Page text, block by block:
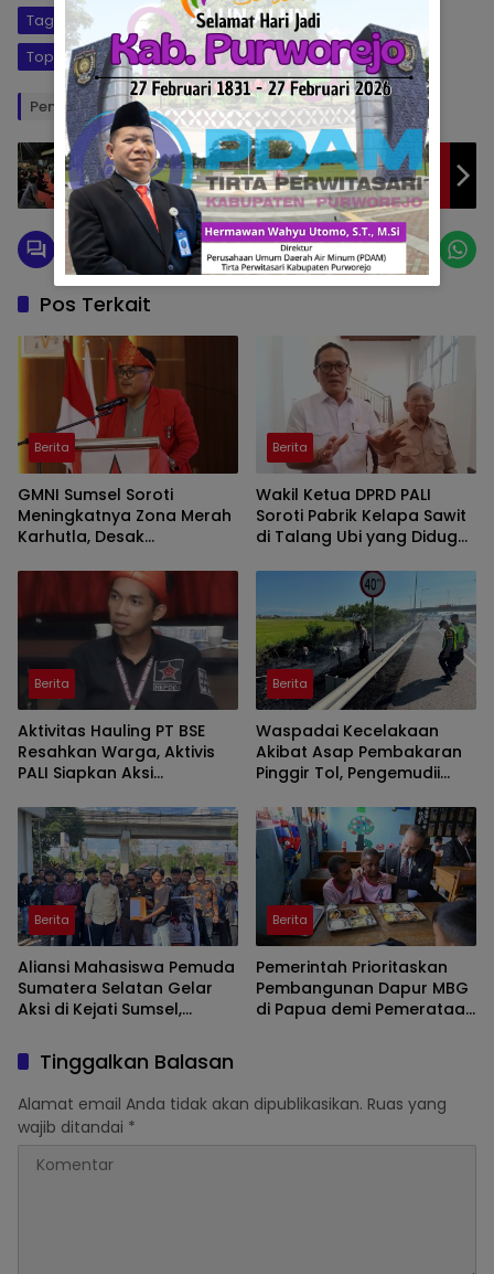
Tag: Film Pesta Babi
Jayapura
Topik:
Penyaluran Bantuan
Penulis: Putri Editor: Okto
PWI Surakarta gelar Nobar Piala Dunia 2026,
Dekatkan Pers untuk Rakyat Solo
Pos Terkait
Berita
GMNI Sumsel Soroti
Meningkatnya Zona Merah
Karhutla, Desak
Mitigasi dan Penegakan
Berita
Wakil Ketua DPRD PALI
Soroti Pabrik Kelapa Sawit
di Talang Ubi yang Diduga
Berita
Aktivitas Hauling PT BSE
Resahkan Warga, Aktivis
PALI Siapkan Aksi
Gubernur
Berita
Waspadai Kecelakaan
Akibat Asap Pembakaran
Pinggir Tol, Pengemudii
Berita
Aliansi Mahasiswa Pemuda
Sumatera Selatan Gelar
Aksi di Kejati Sumsel,
Pungutan Dana BOS dan
Sertifikasi Guru di Ogan Ilir
Berita
Pemerintah Prioritaskan
Pembangunan Dapur MBG
di Papua demi Pemerataan
Tinggalkan Balasan
Alamat email Anda tidak akan dipublikasikan. Ruas yang
wajib ditandai *